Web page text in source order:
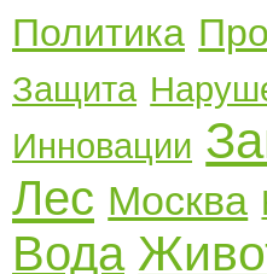
Политика
Защита
Инновации
Лес Москва
Вода